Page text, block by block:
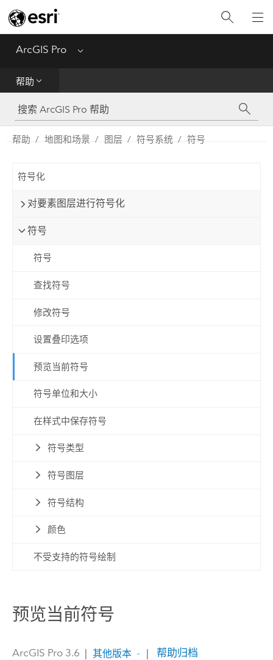
ArcGIS Pro Menu
帮助
工具参考
Python
帮助 地图和场景 图层 符号系统 符号
符号化
对要素图层进行符号化
符号
符号
查找符号
修改符号
设置叠印选项
预览当前符号
符号单位和大小
在样式中保存符号
符号类型
符号图层
符号结构
颜色
不受支持的符号绘制
预览当前符号
ArcGIS Pro 3.6 | 其他版本 | 帮助归档